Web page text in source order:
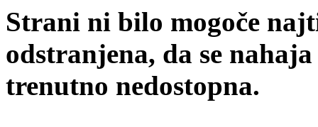
Strani ni bilo mogoče
odstranjena, da se
trenutno nedostopna.